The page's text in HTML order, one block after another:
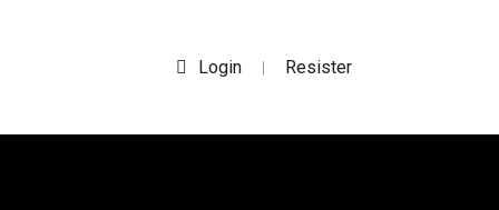
Login | Resister